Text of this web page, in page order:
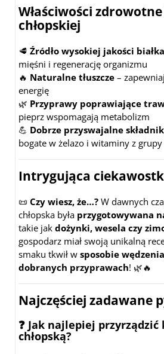
Właściwości
chłopskiej
🥩 Źródło wysokiej jakości białka
mięśni i regenerację organizmu
🔥 Naturalne tłuszcze –
energię
🌿 Przyprawy poprawiające
pieprz wspomagają metabolizm
💪 Dobrze przyswajalne
bogate w żelazo i witaminy z grupy
Intrygująca
📜 Czy wiesz, że…? W dawnych
chłopska była przygotowywana
takie jak dożynki, wesela czy
gospodarz miał swoją unikalną
smaku tkwił w sposobie
dobranych przyprawach! 🌿🔥
Najczęściej zadawane
❓ Jak najlepiej przyrządzić
chłopską?